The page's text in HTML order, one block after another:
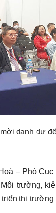
danh dự
– Phó
trường,
thị